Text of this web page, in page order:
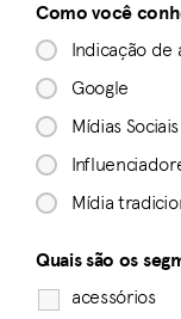
Como você
Indicação de
Google
Mídias
Mídia
Quais são os
acessórios